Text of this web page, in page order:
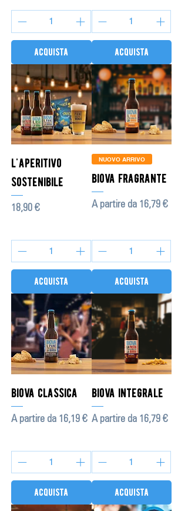
acquista acquista
l'aperitivo
sostenibile
Prezzo
18,90 €
acquista
NUOVO ARRIVO
biova fragrante
A partire da 16,79 €
Prezzo scontato
acquista
biova classica
A partire da 16,19 €
Prezzo scontato
acquista
biova integrale
A partire da 16,79 €
Prezzo scontato
acquista